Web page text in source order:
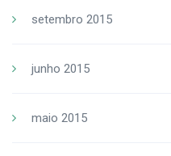
setembro 2015
junho 2015
maio 2015